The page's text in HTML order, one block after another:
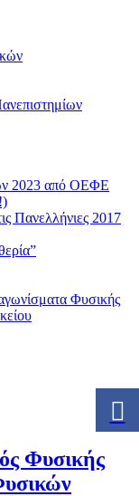
2023 από ΟΕΦΕ
Πανελλήνιες 2017
Φυσικής
Φυσικής